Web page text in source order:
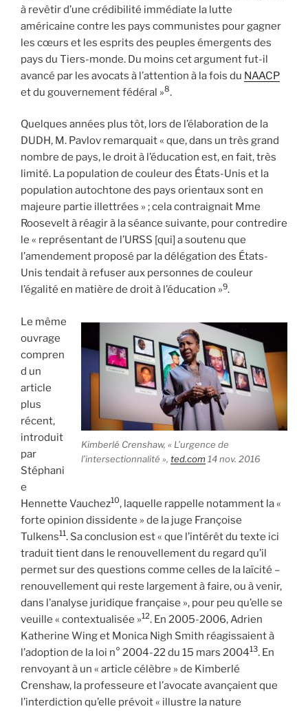
à revêtir d’une crédibilité immédiate la lutte
américaine contre les pays communistes pour gagner
les cœurs et les esprits des peuples émergents des
pays du Tiers-monde. Du moins cet argument fut-il
avancé par les avocats à l’attention à la fois du NAACP
et du gouvernement fédéral »8.
Quelques années plus tôt, lors de l’élaboration de la
DUDH, M. Pavlov remarquait « que, dans un très grand
nombre de pays, le droit à l’éducation est, en fait, très
limité. La population de couleur des États-Unis et la
population autochtone des pays orientaux sont en
majeure partie illettrées » ; cela contraignait Mme
Roosevelt à réagir à la séance suivante, pour contredire
le « représentant de l’URSS [qui] a soutenu que
l’amendement proposé par la délégation des États-
Unis tendait à refuser aux personnes de couleur
l’égalité en matière de droit à l’éducation »9.
Kimberlé Crenshaw, « L’urgence de
l’intersectionnalité », ted.com 14 nov. 2016
Le même
ouvrage
compren
d un
article
plus
récent,
introduit
par
Stéphani
e
Hennette Vauchez10, laquelle rappelle notamment la «
forte opinion dissidente » de la juge Françoise
Tulkens11. Sa conclusion est « que l’intérêt du texte ici
traduit tient dans le renouvellement du regard qu’il
permet sur des questions comme celles de la laïcité –
renouvellement qui reste largement à faire, ou à venir,
dans l’analyse juridique française », pour peu qu’elle se
veuille « contextualisée »12. En 2005-2006, Adrien
Katherine Wing et Monica Nigh Smith réagissaient à
l’adoption de la loi n° 2004-22 du 15 mars 200413. En
renvoyant à un « article célèbre » de Kimberlé
Crenshaw, la professeure et l’avocate avançaient que
l’interdiction qu’elle prévoit « illustre la nature